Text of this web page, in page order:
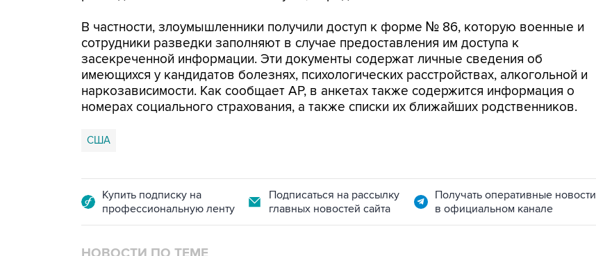
В частности, злоумышленники получили доступ к форме № 86, которую военные и
сотрудники разведки заполняют в случае предоставления им доступа к
засекреченной информации. Эти документы содержат личные сведения об
имеющихся у кандидатов болезнях, психологических расстройствах, алкогольной и
наркозависимости. Как сообщает AP, в анкетах также содержится информация о
номерах социального страхования, а также списки их ближайших родственников.
США
Купить подписку на
профессиональную ленту
Подписаться на рассылку
главных новостей сайта
Получать оперативные новости
в официальном канале